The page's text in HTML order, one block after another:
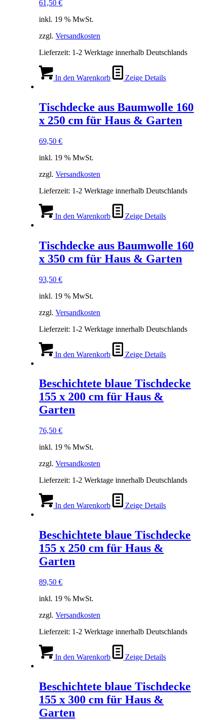
61,50€
inkl. 19 % MwSt.
zzgl.Versandkosten
Lieferzeit: 1-2 Werktage innerhalb Deutschlands
In den Warenkorb Zeige Details
Tischdecke aus Baumwolle 160
x 250 cm für Haus & Garten
69,50€
inkl. 19 % MwSt.
zzgl.Versandkosten
Lieferzeit: 1-2 Werktage innerhalb Deutschlands
In den Warenkorb Zeige Details
Tischdecke aus Baumwolle 160
x 350 cm für Haus & Garten
93,50€
inkl. 19 % MwSt.
zzgl.Versandkosten
Lieferzeit: 1-2 Werktage innerhalb Deutschlands
In den Warenkorb Zeige Details
Beschichtete blaue Tischdecke
155 x 200 cm für Haus &
Garten
76,50€
inkl. 19 % MwSt.
zzgl.Versandkosten
Lieferzeit: 1-2 Werktage innerhalb Deutschlands
In den Warenkorb Zeige Details
Beschichtete blaue Tischdecke
155 x 250 cm für Haus &
Garten
89,50€
inkl. 19 % MwSt.
zzgl.Versandkosten
Lieferzeit: 1-2 Werktage innerhalb Deutschlands
In den Warenkorb Zeige Details
Beschichtete blaue Tischdecke
155 x 300 cm für Haus &
Garten